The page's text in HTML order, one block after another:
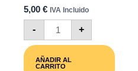
5,00€ IVA Incluido
-
Taza
Día
De
Madre
+
AÑADIR AL
CARRITO